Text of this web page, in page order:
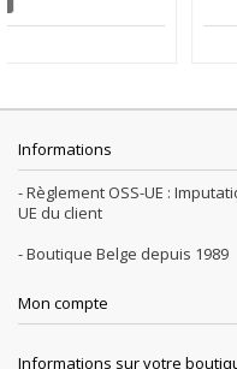
Informations
- Règlement OSS-UE :
UE du client
- Boutique Belge depuis 1989
Mon compte
Informations sur votre